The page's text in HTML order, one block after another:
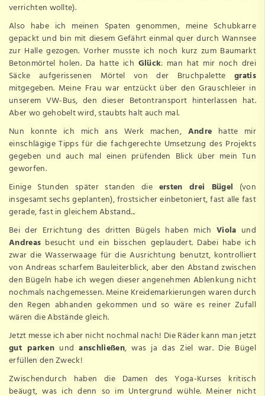
verrichten wollte).
Also habe ich meinen Spaten genommen, meine Schubkarre
gepackt und bin mit diesem Gefährt einmal quer durch Wannsee
zur Halle gezogen. Vorher musste ich noch kurz zum Baumarkt
Betonmörtel holen. Da hatte ich Glück: man hat mir noch drei
Säcke aufgerissenen Mörtel von der Bruchpalettegratis
mitgegeben. Meine Frau war entzückt über den Grauschleier in
unserem VW-Bus, den dieser Betontransport hinterlassen hat.
Aber wo gehobelt wird, staubts halt auch mal.
Nun konnte ich mich ans Werk machen, Andre hatte mir
einschlägige Tipps für die fachgerechte Umsetzung des Projekts
gegeben und auch mal einen prüfenden Blick über mein Tun
geworfen.
Einige Stunden später standen die ersten drei Bügel (von
insgesamt sechs geplanten), frostsicher einbetoniert, fast alle fast
gerade, fast in gleichem Abstand...
Bei der Errichtung des dritten Bügels haben michViola und
Andreas besucht und ein bisschen geplaudert. Dabei habe ich
zwar die Wasserwaage für die Ausrichtung benutzt, kontrolliert
von Andreas scharfem Bauleiterblick, aber den Abstand zwischen
den Bügeln habe ich wegen dieser angenehmen Ablenkung nicht
nochmals nachgemessen. Meine Kreidemarkierungen waren durch
den Regen abhanden gekommen und so wäre es reiner Zufall
wären die Abstände gleich.
Jetzt messe ich aber nicht nochmal nach! Die Räder kann man jetzt
gut parken undanschließen, was ja das Ziel war. Die Bügel
erfüllen den Zweck!
Zwischendurch haben die Damen desYoga-Kurses kritisch
beäugt, was ich denn so im Untergrund wühle. Meiner nicht